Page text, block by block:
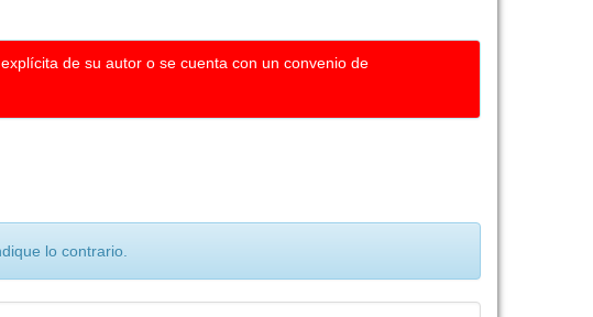
de su autor o se cuenta con un convenio de
lo contrario.